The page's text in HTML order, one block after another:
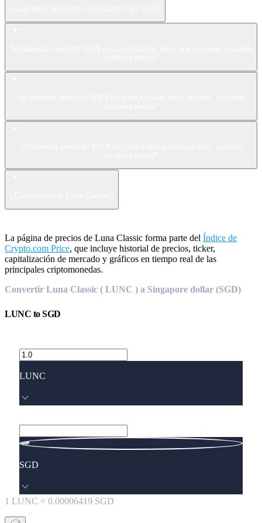
La página de precios de Luna Classic forma parte del Índice de
Crypto.com Price, que incluye historial de precios, ticker,
capitalización de mercado y gráficos en tiempo real de las
principales criptomonedas.
Convertir Luna Classic ( LUNC ) a Singapore dollar (SGD)
LUNC toSGD
LUNC
SGD
1 LUNC = 0.00006419 SGD